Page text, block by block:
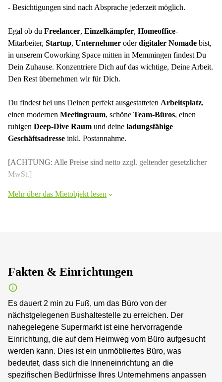
- Besichtigungen sind nach Absprache jederzeit möglich.
Egal ob du Freelancer, Einzelkämpfer, Homeoffice-
Mitarbeiter, Startup, Unternehmer oderdigitaler Nomade bist,
in unserem Coworking Space mitten in Memmingen findest Du
Dein Zuhause. Konzentriere Dich auf das wichtige, Deine Arbeit.
Den Rest übernehmen wir für Dich.
Du findest bei uns Deinen perfekt ausgestatteten Arbeitsplatz,
einen modernen Meetingraum, schöne Team-Büros, einen
ruhigen Deep-Dive Raum und deine ladungsfähige
Geschäftsadresse inkl. Postannahme.
[ACHTUNG: Alle Preise sind netto zzgl. geltender gesetzlicher
MwSt.]
Mehr über das Mietobjekt lesen
Fakten & Einrichtungen
Es dauert 2 min zu Fuß, um das Büro von der
nächstgelegenen Bushaltestelle zu erreichen. Der
nahegelegene Supermarkt ist eine hervorragende
Einrichtung, die auf dem Heimweg vom Büro aufgesucht
werden kann. Dies ist ein unmöbliertes Büro, was
bedeutet, dass sich die Inneneinrichtung an die
spezifischen Bedürfnisse Ihres Unternehmens anpassen